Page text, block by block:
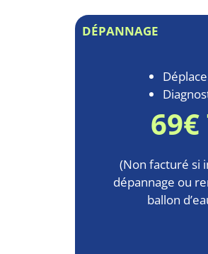
DÉPANNAGE
69€
(Non facturé si
dépannage ou
ballon